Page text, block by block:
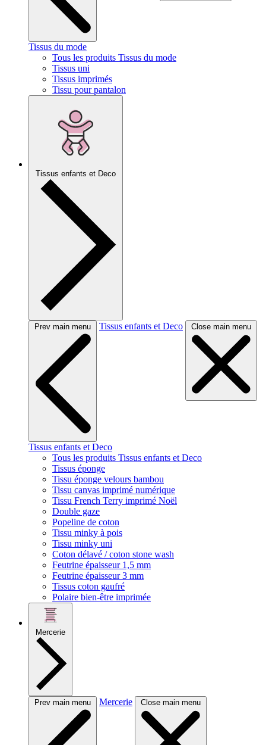
Tissus du mode
Tous les produits Tissus du mode
Tissus uni
Tissus imprimés
Tissu pour pantalon
Tissus enfants et Deco
Prev main menu Tissus enfants et Deco Close main menu
Tissus enfants et Deco
Tous les produits Tissus enfants et Deco
Tissus éponge
Tissu éponge velours bambou
Tissu canvas imprimé numérique
Tissu French Terry imprimé Noël
Double gaze
Popeline de coton
Tissu minky à pois
Tissu minky uni
Coton délavé / coton stone wash
Feutrine épaisseur 1,5 mm
Feutrine épaisseur 3 mm
Tissus coton gaufré
Polaire bien-être imprimée
Mercerie
Prev main menu Mercerie Close main menu